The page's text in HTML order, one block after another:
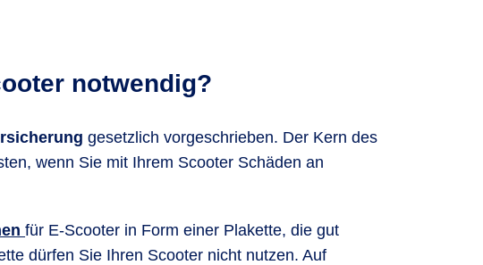
notwendig?
gesetzlich vorgeschrieben. Der Kern des
wenn Sie mit Ihrem Scooter Schäden an
für E-Scooter in Form einer Plakette, die gut
dürfen Sie Ihren Scooter nicht nutzen. Auf